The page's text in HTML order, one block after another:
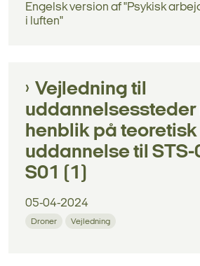
Engelsk version af "Psykisk
i luften"
Vejledning til
uddannelsessteder
henblik på teoretisk
uddannelse til STS-
S01 (1)
05-04-2024
Droner Vejledning